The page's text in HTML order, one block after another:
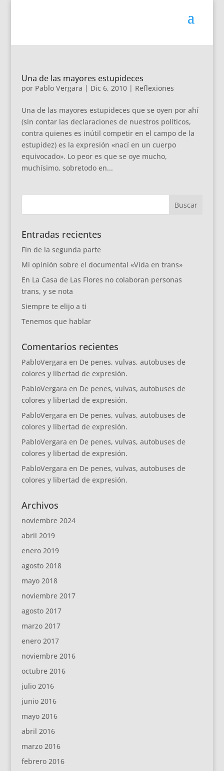
Una de las mayores estupideces
por Pablo Vergara | Dic 6, 2010| Reflexiones
Una de las mayores estupideces que se oyen por ahí
(sin contar las declaraciones de nuestros políticos,
contra quienes es inútil competir en el campo de la
estupidez) es la expresión «nací en un cuerpo
equivocado». Lo peor es que se oye mucho,
muchísimo, sobretodo en...
Entradas recientes
Fin de la segunda parte
Mi opinión sobre el documental «Vida en trans»
En La Casa de Las Flores no colaboran personas
trans, y se nota
Siempre te elijo a ti
Tenemos que hablar
Comentarios recientes
PabloVergara en De penes, vulvas, autobuses de
colores y libertad de expresión.
PabloVergara en De penes, vulvas, autobuses de
colores y libertad de expresión.
PabloVergara en De penes, vulvas, autobuses de
colores y libertad de expresión.
PabloVergara en De penes, vulvas, autobuses de
colores y libertad de expresión.
PabloVergara en De penes, vulvas, autobuses de
colores y libertad de expresión.
Archivos
noviembre 2024
abril 2019
enero 2019
agosto 2018
mayo 2018
noviembre 2017
agosto 2017
marzo 2017
enero 2017
noviembre 2016
octubre 2016
julio 2016
junio 2016
mayo 2016
abril 2016
marzo 2016
febrero 2016